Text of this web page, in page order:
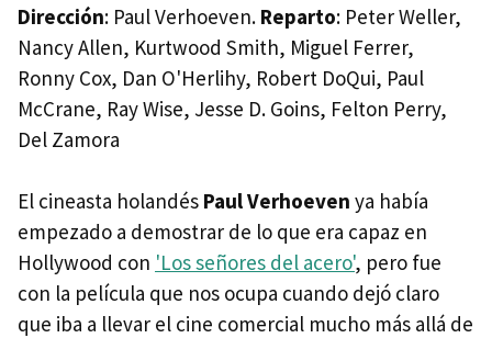
Dirección: Paul Verhoeven. Reparto: Peter Weller,
Nancy Allen, Kurtwood Smith, Miguel Ferrer,
Ronny Cox, Dan O'Herlihy, Robert DoQui, Paul
McCrane, Ray Wise, Jesse D. Goins, Felton Perry,
Del Zamora
El cineasta holandés Paul Verhoeven ya había
empezado a demostrar de lo que era capaz en
Hollywood con 'Los señores del acero', pero fue
con la película que nos ocupa cuando dejó claro
que iba a llevar el cine comercial mucho más allá de